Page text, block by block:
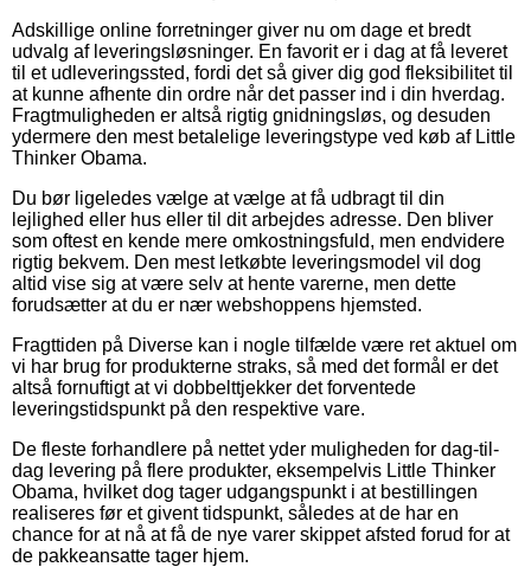
Adskillige online forretninger giver nu om dage et bredt
udvalg af leveringsløsninger. En favorit er i dag at få leveret
til et udleveringssted, fordi det så giver dig god fleksibilitet til
at kunne afhente din ordre når det passer ind i din hverdag.
Fragtmuligheden er altså rigtig gnidningsløs, og desuden
ydermere den mest betalelige leveringstype ved køb af Little
Thinker Obama.
Du bør ligeledes vælge at vælge at få udbragt til din
lejlighed eller hus eller til dit arbejdes adresse. Den bliver
som oftest en kende mere omkostningsfuld, men endvidere
rigtig bekvem. Den mest letkøbte leveringsmodel vil dog
altid vise sig at være selv at hente varerne, men dette
forudsætter at du er nær webshoppens hjemsted.
Fragttiden på Diverse kan i nogle tilfælde være ret aktuel om
vi har brug for produkterne straks, så med det formål er det
altså fornuftigt at vi dobbelttjekker det forventede
leveringstidspunkt på den respektive vare.
De fleste forhandlere på nettet yder muligheden for dag-til-
dag levering på flere produkter, eksempelvis Little Thinker
Obama, hvilket dog tager udgangspunkt i at bestillingen
realiseres før et givent tidspunkt, således at de har en
chance for at nå at få de nye varer skippet afsted forud for at
de pakkeansatte tager hjem.